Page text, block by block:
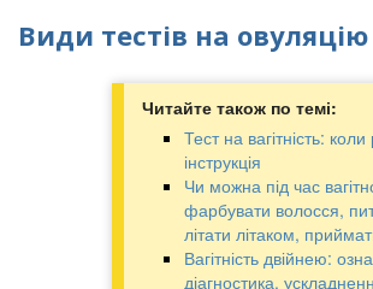
Види тестів на овуляцію
Читайте також по темі:
Тест на вагітність:
інструкція
Чи можна під час
фарбувати волосся,
літати літаком,
Вагітність двійнею:
діагностика,